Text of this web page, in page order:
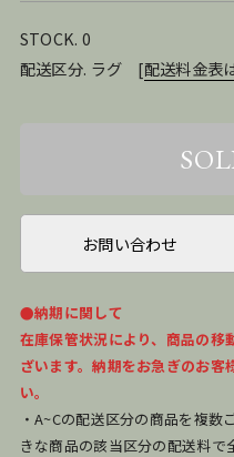
STOCK. 0
配送区分. ラグ [配送料金表
お問い合わせ
●納期に関して
在庫保管状況により、商品の移
ざいます。納期をお急ぎのお客
い。
・A~Cの配送区分の商品を複
きな商品の該当区分の配送料で